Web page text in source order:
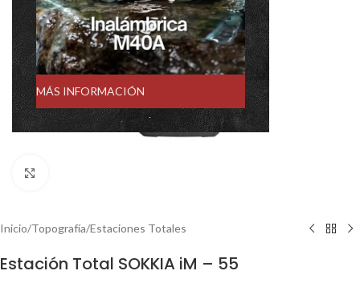
MÁS INFORMACIÓN
Inicio/Topografía/Estaciones Totales
Estación Total SOKKIA iM – 55